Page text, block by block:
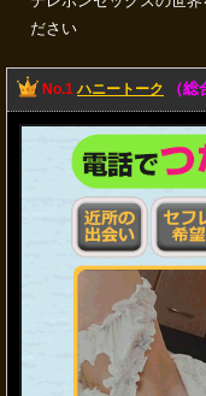
ださい
No.1 ハニートーク （